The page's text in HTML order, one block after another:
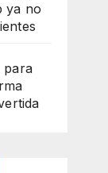
ya no
para